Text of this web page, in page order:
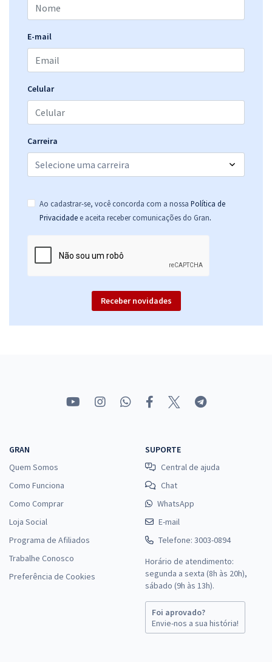
E-mail
Celular
Carreira
Ao cadastrar-se, você concorda com a nossa Política de
Privacidade e aceita receber comunicações do Gran.
Receber novidades
GRAN
Quem Somos
Como Funciona
Como Comprar
Loja Social
Programa de Afiliados
Trabalhe Conosco
Preferência de Cookies
SUPORTE
Central de ajuda
Chat
WhatsApp
E-mail
Telefone: 3003-0894
Horário de atendimento:
segunda a sexta (8h às 20h),
sábado (9h às 13h).
Foi aprovado?
Envie-nos a sua história!